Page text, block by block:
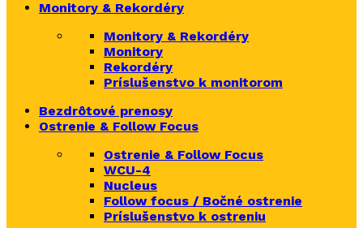
Monitory & Rekordéry
Monitory & Rekordéry
Monitory
Rekordéry
Príslušenstvo k monitorom
Bezdrôtové prenosy
Ostrenie & Follow Focus
Ostrenie & Follow Focus
WCU-4
Nucleus
Follow focus / Bočné ostrenie
Príslušenstvo k ostreniu